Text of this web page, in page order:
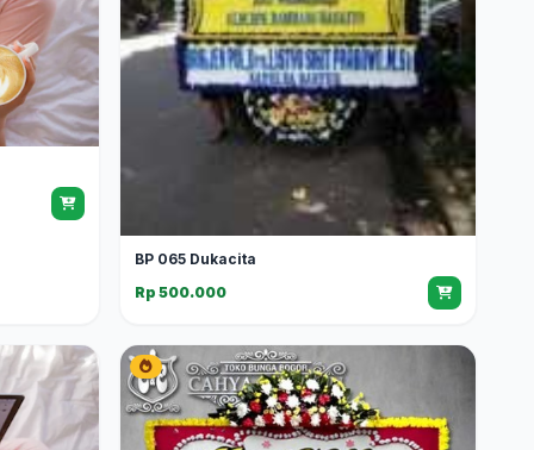
BP 065 Dukacita
Rp 500.000